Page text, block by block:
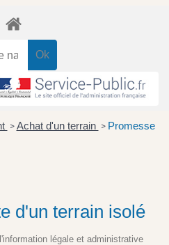
> Achat d'un terrain > Promesse
d'un terrain isolé
légale et administrative